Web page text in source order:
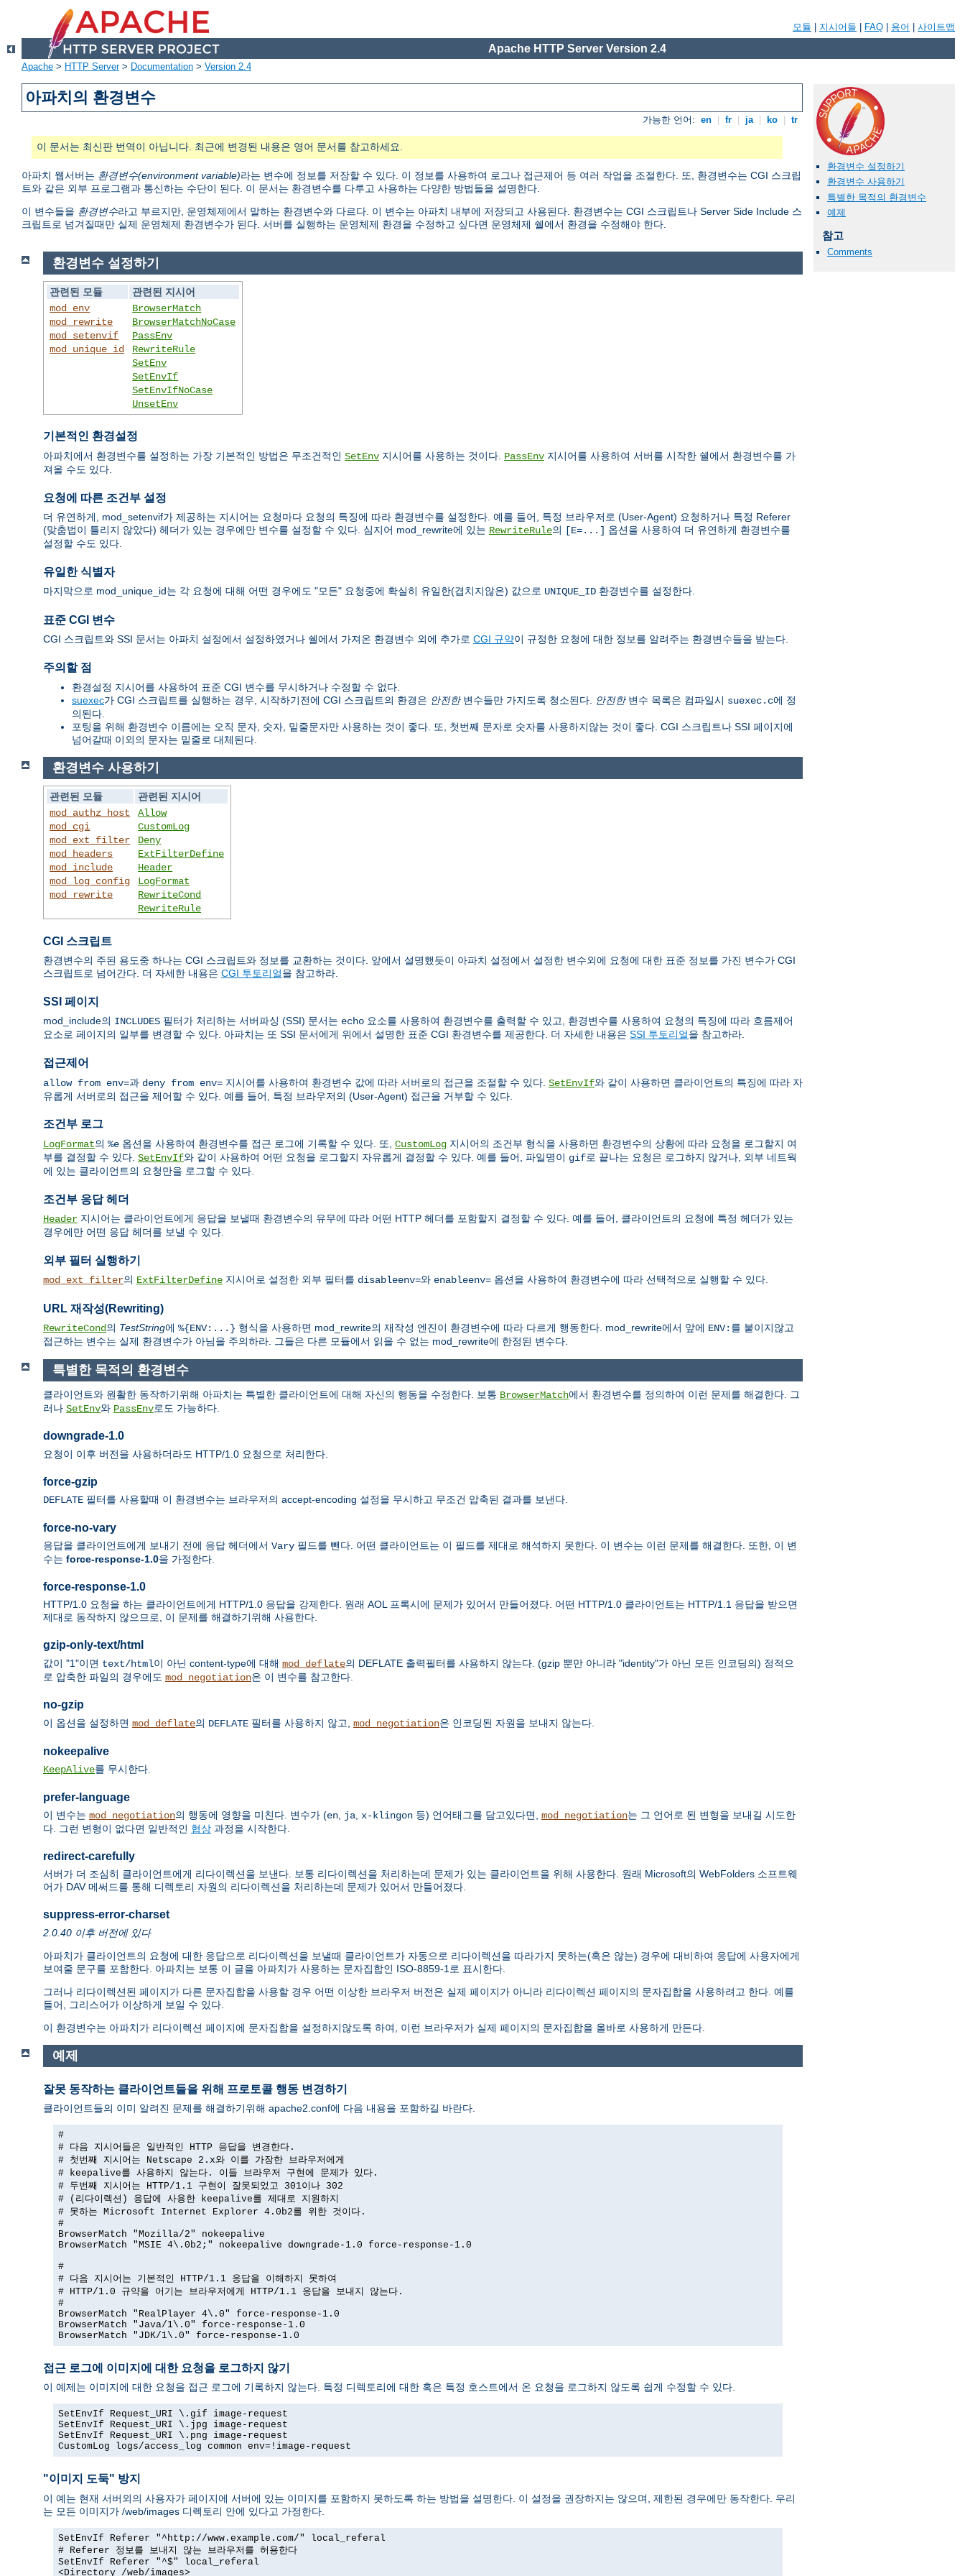
모듈 지시어들 FAQ 용어 사이트맵
Apache HTTP Server Version 2.4
Apache > HTTP Server> Documentation > Version 2.4
아파치의 환경변수
가능한 언어: en fr ja ko tr
이 문서는 최신판 번역이 아닙니다. 최근에 변경된 내용은 영어 문서를 참고하세요.
아파치 웹서버는 환경변수(environment variable)라는 변수에 정보를 저장할 수 있다. 이 정보를 사용하여 로그나 접근제어 등 여러 작업을 조절한다. 또, 환경변수는 CGI 스크립
트와 같은 외부 프로그램과 통신하는 수단이 된다. 이 문서는 환경변수를 다루고 사용하는 다양한 방법들을 설명한다.
이 변수들을 환경변수라고 부르지만, 운영체제에서 말하는 환경변수와 다르다. 이 변수는 아파치 내부에 저장되고 사용된다. 환경변수는 CGI 스크립트나 Server Side Include 스
크립트로 넘겨질때만 실제 운영체제 환경변수가 된다. 서버를 실행하는 운영체제 환경을 수정하고 싶다면 운영체제 쉘에서 환경을 수정해야 한다.
환경변수 설정하기
환경변수 사용하기
특별한 목적의 환경변수
예제
참고
Comments
환경변수 설정하기
관련된 모듈
관련된 지시어
mod_env
mod_rewrite
mod_setenvif
mod_unique_id
BrowserMatch
BrowserMatchNoCase
PassEnv
RewriteRule
SetEnv
SetEnvIf
SetEnvIfNoCase
UnsetEnv
기본적인 환경설정
아파치에서 환경변수를 설정하는 가장 기본적인 방법은 무조건적인 SetEnv 지시어를 사용하는 것이다. PassEnv 지시어를 사용하여 서버를 시작한 쉘에서 환경변수를 가
져올 수도 있다.
요청에 따른 조건부 설정
더 유연하게, mod_setenvif가 제공하는 지시어는 요청마다 요청의 특징에 따라 환경변수를 설정한다. 예를 들어, 특정 브라우저로 (User-Agent) 요청하거나 특정 Referer
(맞춤법이 틀리지 않았다) 헤더가 있는 경우에만 변수를 설정할 수 있다. 심지어 mod_rewrite에 있는 RewriteRule의 [E=...] 옵션을 사용하여 더 유연하게 환경변수를
설정할 수도 있다.
유일한 식별자
마지막으로 mod_unique_id는 각 요청에 대해 어떤 경우에도 "모든" 요청중에 확실히 유일한(겹치지않은) 값으로 UNIQUE_ID 환경변수를 설정한다.
표준 CGI 변수
CGI 스크립트와 SSI 문서는 아파치 설정에서 설정하였거나 쉘에서 가져온 환경변수 외에 추가로 CGI 규약이 규정한 요청에 대한 정보를 알려주는 환경변수들을 받는다.
주의할 점
환경설정 지시어를 사용하여 표준 CGI 변수를 무시하거나 수정할 수 없다.
suexec가 CGI 스크립트를 실행하는 경우, 시작하기전에 CGI 스크립트의 환경은 안전한변수들만 가지도록 청소된다. 안전한변수 목록은 컴파일시 suexec.c에 정
의된다.
포팅을 위해 환경변수 이름에는 오직 문자, 숫자, 밑줄문자만 사용하는 것이 좋다. 또, 첫번째 문자로 숫자를 사용하지않는 것이 좋다. CGI 스크립트나 SSI 페이지에
넘어갈때 이외의 문자는 밑줄로 대체된다.
환경변수 사용하기
관련된 모듈
관련된 지시어
mod_authz_host
mod_cgi
mod_ext_filter
mod_headers
mod_include
mod_log_config
mod_rewrite
Allow
CustomLog
Deny
ExtFilterDefine
Header
LogFormat
RewriteCond
RewriteRule
CGI 스크립트
환경변수의 주된 용도중 하나는 CGI 스크립트와 정보를 교환하는 것이다. 앞에서 설명했듯이 아파치 설정에서 설정한 변수외에 요청에 대한 표준 정보를 가진 변수가 CGI
스크립트로 넘어간다. 더 자세한 내용은 CGI 투토리얼을 참고하라.
SSI 페이지
mod_include의 INCLUDES 필터가 처리하는 서버파싱 (SSI) 문서는 echo 요소를 사용하여 환경변수를 출력할 수 있고, 환경변수를 사용하여 요청의 특징에 따라 흐름제어
요소로 페이지의 일부를 변경할 수 있다. 아파치는 또 SSI 문서에게 위에서 설명한 표준 CGI 환경변수를 제공한다. 더 자세한 내용은 SSI 투토리얼을 참고하라.
접근제어
allow from env=과 deny from env= 지시어를 사용하여 환경변수 값에 따라 서버로의 접근을 조절할 수 있다. SetEnvIf와 같이 사용하면 클라이언트의 특징에 따라 자
유롭게 서버로의 접근을 제어할 수 있다. 예를 들어, 특정 브라우저의 (User-Agent) 접근을 거부할 수 있다.
조건부 로그
LogFormat의 %e 옵션을 사용하여 환경변수를 접근 로그에 기록할 수 있다. 또, CustomLog 지시어의 조건부 형식을 사용하면 환경변수의 상황에 따라 요청을 로그할지 여
부를 결정할 수 있다. SetEnvIf와 같이 사용하여 어떤 요청을 로그할지 자유롭게 결정할 수 있다. 예를 들어, 파일명이 gif로 끝나는 요청은 로그하지 않거나, 외부 네트웍
에 있는 클라이언트의 요청만을 로그할 수 있다.
조건부 응답 헤더
Header 지시어는 클라이언트에게 응답을 보낼때 환경변수의 유무에 따라 어떤 HTTP 헤더를 포함할지 결정할 수 있다. 예를 들어, 클라이언트의 요청에 특정 헤더가 있는
경우에만 어떤 응답 헤더를 보낼 수 있다.
외부 필터 실행하기
mod_ext_filter의 ExtFilterDefine 지시어로 설정한 외부 필터를 disableenv=와 enableenv= 옵션을 사용하여 환경변수에 따라 선택적으로 실행할 수 있다.
URL 재작성(Rewriting)
RewriteCond의 TestString에 %{ENV:...} 형식을 사용하면 mod_rewrite의 재작성 엔진이 환경변수에 따라 다르게 행동한다. mod_rewrite에서 앞에 ENV: 를 붙이지않고
접근하는 변수는 실제 환경변수가 아님을 주의하라. 그들은 다른 모듈에서 읽을 수 없는 mod_rewrite에 한정된 변수다.
특별한 목적의 환경변수
클라이언트와 원활한 동작하기위해 아파치는 특별한 클라이언트에 대해 자신의 행동을 수정한다. 보통 BrowserMatch에서 환경변수를 정의하여 이런 문제를 해결한다. 그
러나 SetEnv와 PassEnv로도 가능하다.
downgrade-1.0
요청이 이후 버전을 사용하더라도 HTTP/1.0 요청으로 처리한다.
force-gzip
DEFLATE 필터를 사용할때 이 환경변수는 브라우저의 accept-encoding 설정을 무시하고 무조건 압축된 결과를 보낸다.
force-no-vary
응답을 클라이언트에게 보내기 전에 응답 헤더에서 Vary 필드를 뺀다. 어떤 클라이언트는 이 필드를 제대로 해석하지 못한다. 이 변수는 이런 문제를 해결한다. 또한, 이 변
수는 force-response-1.0을 가정한다.
force-response-1.0
HTTP/1.0 요청을 하는 클라이언트에게 HTTP/1.0 응답을 강제한다. 원래 AOL 프록시에 문제가 있어서 만들어졌다. 어떤 HTTP/1.0 클라이언트는 HTTP/1.1 응답을 받으면
제대로 동작하지 않으므로, 이 문제를 해결하기위해 사용한다.
gzip-only-text/html
값이 "1"이면 text/html이 아닌 content-type에 대해 mod_deflate의 DEFLATE 출력필터를 사용하지 않는다. (gzip 뿐만 아니라 "identity"가 아닌 모든 인코딩의) 정적으
로 압축한 파일의 경우에도 mod_negotiation은 이 변수를 참고한다.
no-gzip
이 옵션을 설정하면 mod_deflate의 DEFLATE 필터를 사용하지 않고, mod_negotiation은 인코딩된 자원을 보내지 않는다.
nokeepalive
KeepAlive를 무시한다.
prefer-language
이 변수는 mod_negotiation의 행동에 영향을 미친다. 변수가 (en ja x-klingon 등) 언어태그를 담고있다면, mod_negotiation는 그 언어로 된 변형을 보내길 시도한
다. 그런 변형이 없다면 일반적인 협상 과정을 시작한다.
redirect-carefully
서버가 더 조심히 클라이언트에게 리다이렉션을 보낸다. 보통 리다이렉션을 처리하는데 문제가 있는 클라이언트을 위해 사용한다. 원래 Microsoft의 WebFolders 소프트웨
어가 DAV 메써드를 통해 디렉토리 자원의 리다이렉션을 처리하는데 문제가 있어서 만들어졌다.
suppress-error-charset
2.0.40 이후 버전에 있다
아파치가 클라이언트의 요청에 대한 응답으로 리다이렉션을 보낼때 클라이언트가 자동으로 리다이렉션을 따라가지 못하는(혹은 않는) 경우에 대비하여 응답에 사용자에게
보여줄 문구를 포함한다. 아파치는 보통 이 글을 아파치가 사용하는 문자집합인 ISO-8859-1로 표시한다.
그러나 리다이렉션된 페이지가 다른 문자집합을 사용할 경우 어떤 이상한 브라우저 버전은 실제 페이지가 아니라 리다이렉션 페이지의 문자집합을 사용하려고 한다. 예를
들어, 그리스어가 이상하게 보일 수 있다.
이 환경변수는 아파치가 리다이렉션 페이지에 문자집합을 설정하지않도록 하여, 이런 브라우저가 실제 페이지의 문자집합을 올바로 사용하게 만든다.
예제
잘못 동작하는 클라이언트들을 위해 프로토콜 행동 변경하기
클라이언트들의 이미 알려진 문제를 해결하기위해 apache2.conf에 다음 내용을 포함하길 바란다.
#
# 다음 지시어들은 일반적인 HTTP 응답을 변경한다.
# 첫번째 지시어는 Netscape 2.x와 이를 가장한 브라우저에게
# keepalive를 사용하지 않는다. 이들 브라우저 구현에 문제가 있다.
# 두번째 지시어는 HTTP/1.1 구현이 잘못되었고 301이나 302
# (리다이렉션) 응답에 사용한 keepalive를 제대로 지원하지
# 못하는 Microsoft Internet Explorer 4.0b2를 위한 것이다.
#
BrowserMatch "Mozilla/2" nokeepalive
BrowserMatch "MSIE 4\.0b2;" nokeepalive downgrade-1.0 force-response-1.0
#
# 다음 지시어는 기본적인 HTTP/1.1 응답을 이해하지 못하여
# HTTP/1.0 규약을 어기는 브라우저에게 HTTP/1.1 응답을 보내지 않는다.
#
BrowserMatch "RealPlayer 4\.0" force-response-1.0
BrowserMatch "Java/1\.0" force-response-1.0
BrowserMatch "JDK/1\.0" force-response-1.0
접근 로그에 이미지에 대한 요청을 로그하지 않기
이 예제는 이미지에 대한 요청을 접근 로그에 기록하지 않는다. 특정 디렉토리에 대한 혹은 특정 호스트에서 온 요청을 로그하지 않도록 쉽게 수정할 수 있다.
SetEnvIf Request_URI \.gif image-request
SetEnvIf Request_URI \.jpg image-request
SetEnvIf Request_URI \.png image-request
CustomLog logs/access_log common env=!image-request
"이미지 도둑" 방지
이 예는 현재 서버외의 사용자가 페이지에 서버에 있는 이미지를 포함하지 못하도록 하는 방법을 설명한다. 이 설정을 권장하지는 않으며, 제한된 경우에만 동작한다. 우리
는 모든 이미지가 /web/images 디렉토리 안에 있다고 가정한다.
SetEnvIf Referer "^http://www.example.com/" local_referal
# Referer 정보를 보내지 않는 브라우저를 허용한다
SetEnvIf Referer "^$" local_referal
<Directory /web/images>